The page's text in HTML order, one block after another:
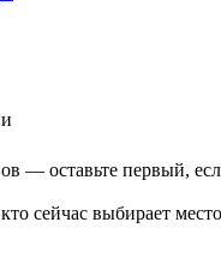
— оставьте первый,
сейчас выбирает